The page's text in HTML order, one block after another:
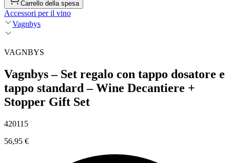
Carrello della spesa
Accessori per il vino
Vagnbys
VAGNBYS
Vagnbys – Set regalo con tappo dosatore e
tappo standard – Wine Decantiere +
Stopper Gift Set
420115
56,95 €